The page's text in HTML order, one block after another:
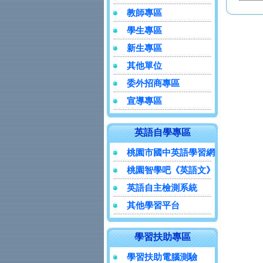
教師專區
學生專區
新生專區
其他單位
委外招商專區
宣導專區
英語自學專區
桃園市國中英語學習網
桃園智學吧《英語文》
英語自主檢測系統
其他學習平台
學習扶助專區
學習扶助電腦測驗